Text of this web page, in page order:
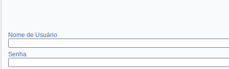
Nome de Usuário
Senha